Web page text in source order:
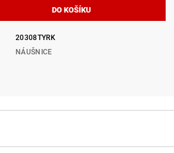
20308TYRK
NÁUŠNICE